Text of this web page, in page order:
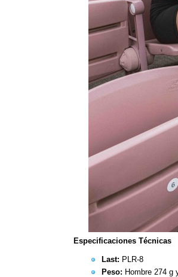
Especificaciones Técnicas
Last: PLR-8
Peso: Hombre 274 g